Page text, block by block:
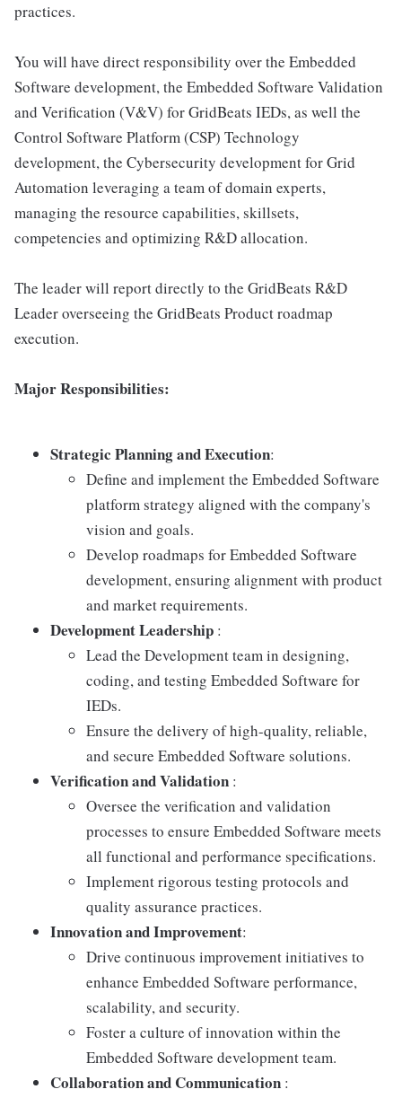
practices.
You will have direct responsibility over the Embedded
Software development, the Embedded Software Validation
and Verification (V&V) for GridBeats IEDs, as well the
Control Software Platform (CSP) Technology
development, the Cybersecurity development for Grid
Automation leveraging a team of domain experts,
managing the resource capabilities, skillsets,
competencies and optimizing R&D allocation.
The leader will report directly to the GridBeats R&D
Leader overseeing the GridBeats Product roadmap
execution.
Major Responsibilities:
Strategic Planning and Execution:
Define and implement the Embedded Software
platform strategy aligned with the company's
vision and goals.
Develop roadmaps for Embedded Software
development, ensuring alignment with product
and market requirements.
Development Leadership :
Lead the Development team in designing,
coding, and testing Embedded Software for
IEDs.
Ensure the delivery of high-quality, reliable,
and secure Embedded Software solutions.
Verification and Validation :
Oversee the verification and validation
processes to ensure Embedded Software meets
all functional and performance specifications.
Implement rigorous testing protocols and
quality assurance practices.
Innovation and Improvement:
Drive continuous improvement initiatives to
enhance Embedded Software performance,
scalability, and security.
Foster a culture of innovation within the
Embedded Software development team.
Collaboration and Communication :